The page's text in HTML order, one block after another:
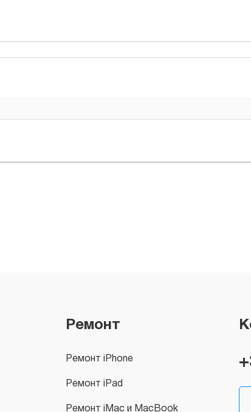
Ремонт
Ремонт iPhone
Ремонт iPad
Ремонт iMac и MacBook